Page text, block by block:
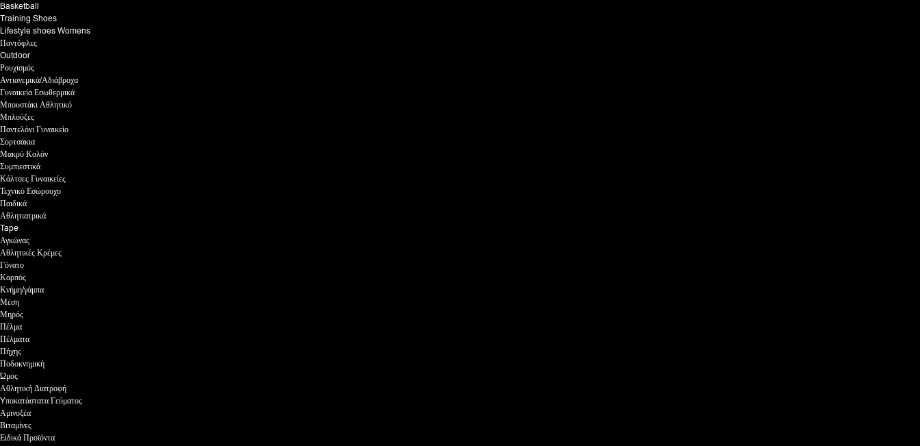
Basketball
Training Shoes
Lifestyle shoes Womens
Παντόφλες
Outdoor
Ρουχισμός
Αντιανεμικά/Αδιάβροχα
Γυναικεία Εσωθερμικά
Μπουστάκι Αθλητικό
Μπλούζες
Παντελόνι Γυναικείο
Σορτσάκια
Μακρύ Κολάν
Συμπιεστικά
Κάλτσες Γυναικείες
Τεχνικό Εσώρουχο
Παιδικά
Αθλητιατρικά
Tape
Αγκώνας
Αθλητικές Κρέμες
Γόνατο
Καρπός
Κνήμη/γάμπα
Μέση
Μηρός
Πέλμα
Πέλματα
Πήχης
Ποδοκνημική
Ώμος
Αθλητική Διατροφή
Yποκατάστατα Γεύματος
Αμινοξέα
Βιταμίνες
Ειδικά Προϊόντα